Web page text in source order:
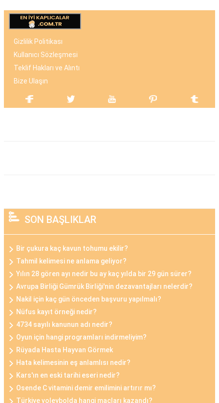
Gizlilik Politikası
Kullanıcı Sözleşmesi
Teklif Hakları ve Alıntı
Bize Ulaşın
SON BAŞLIKLAR
Bir çukura kaç kavun tohumu ekilir?
Tahmil kelimesi ne anlama geliyor?
Yılın 28 gören ayı nedir bu ay kaç yılda bir 29 gün sürer?
Avrupa Birliği Gümrük Birliği'nin dezavantajları nelerdir?
Nakil için kaç gün önceden başvuru yapılmalı?
Nüfus kayıt örneği nedir?
4734 sayılı kanunun adı nedir?
Oyun için hangi programları indirmeliyim?
Rüyada Hasta Hayvan Görmek
Hata kelimesinin eş anlamlısı nedir?
Kars'ın en eski tarihi eseri nedir?
Osende C vitamini demir emilimini artırır mı?
Türkiye voleybolda hangi maçları kazandı?